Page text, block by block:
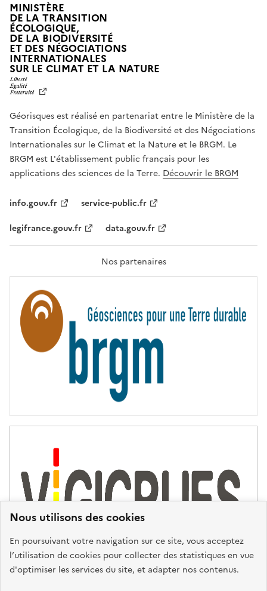
Nous utilisons des cookies
En poursuivant votre navigation sur ce site, vous acceptez
l’utilisation de cookies pour collecter des statistiques en vue
d'optimiser les services du site, et adapter nos contenus.
MINISTÈRE
DE LA TRANSITION
ÉCOLOGIQUE,
DE LA BIODIVERSITÉ
ET DES NÉGOCIATIONS
INTERNATIONALES
SUR LE CLIMAT ET LA NATUREL
T
É
,
É
G
A
L
F
A
T
R
T
É
Géorisques est réalisé en partenariat entre le Ministère de la
Transition Écologique, de la Biodiversité et des Négociations
Internationales sur le Climat et la Nature et le BRGM. Le
BRGM est L'établissement public français pour les
applications des sciences de la Terre. Découvrir le BRGM
info.gouv.fr
service-public.fr
legifrance.gouv.fr
data.gouv.fr
Nos partenaires